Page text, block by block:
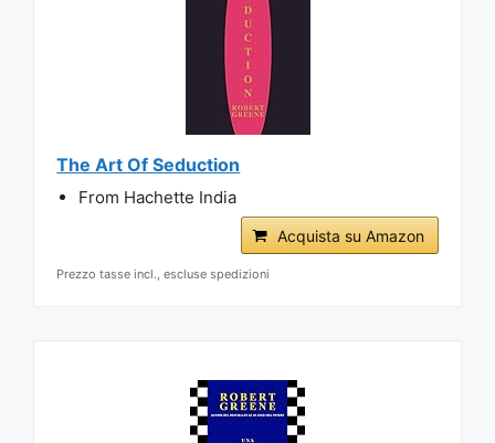
The Art Of Seduction
From Hachette India
Acquista su Amazon
Prezzo tasse incl., escluse spedizioni